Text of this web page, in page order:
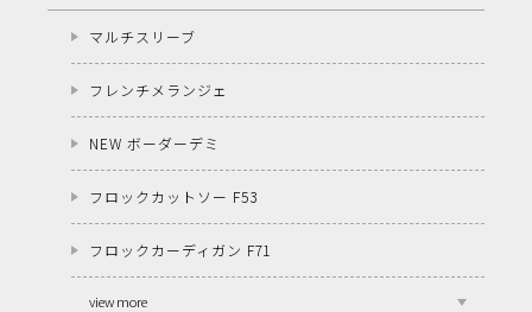
マルチスリーブ
フレンチメランジェ
NEW ボーダーデミ
フロックカットソー F53
フロックカーディガン F71
view more